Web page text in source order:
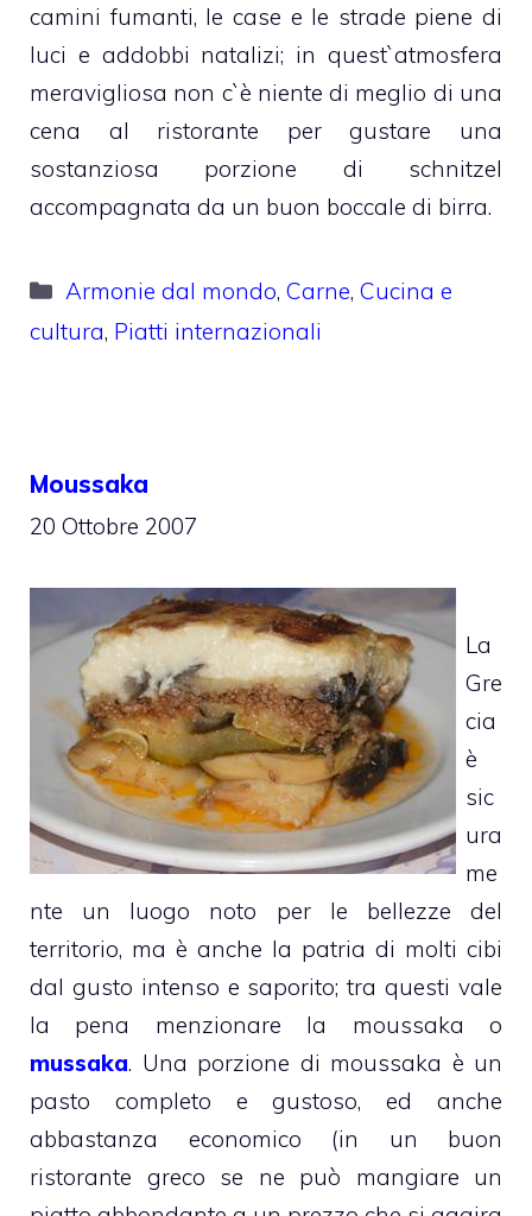
camini fumanti, le case e le strade piene di
luci e addobbi natalizi; in quest`atmosfera
meravigliosa non c`è niente di meglio di una
cena al ristorante per gustare una
sostanziosa porzione di schnitzel
accompagnata da un buon boccale di birra.
Categorie
Armonie dal mondo,Carne,Cucina e
cultura, Piatti internazionali
Moussaka
20 Ottobre 2007
La
Gre
cia
è
sic
ura
me
nte un luogo noto per le bellezze del
territorio, ma è anche la patria di molti cibi
dal gusto intenso e saporito; tra questi vale
la pena menzionare la moussaka o
mussaka. Una porzione di moussaka è un
pasto completo e gustoso, ed anche
abbastanza economico (in un buon
ristorante greco se ne può mangiare un